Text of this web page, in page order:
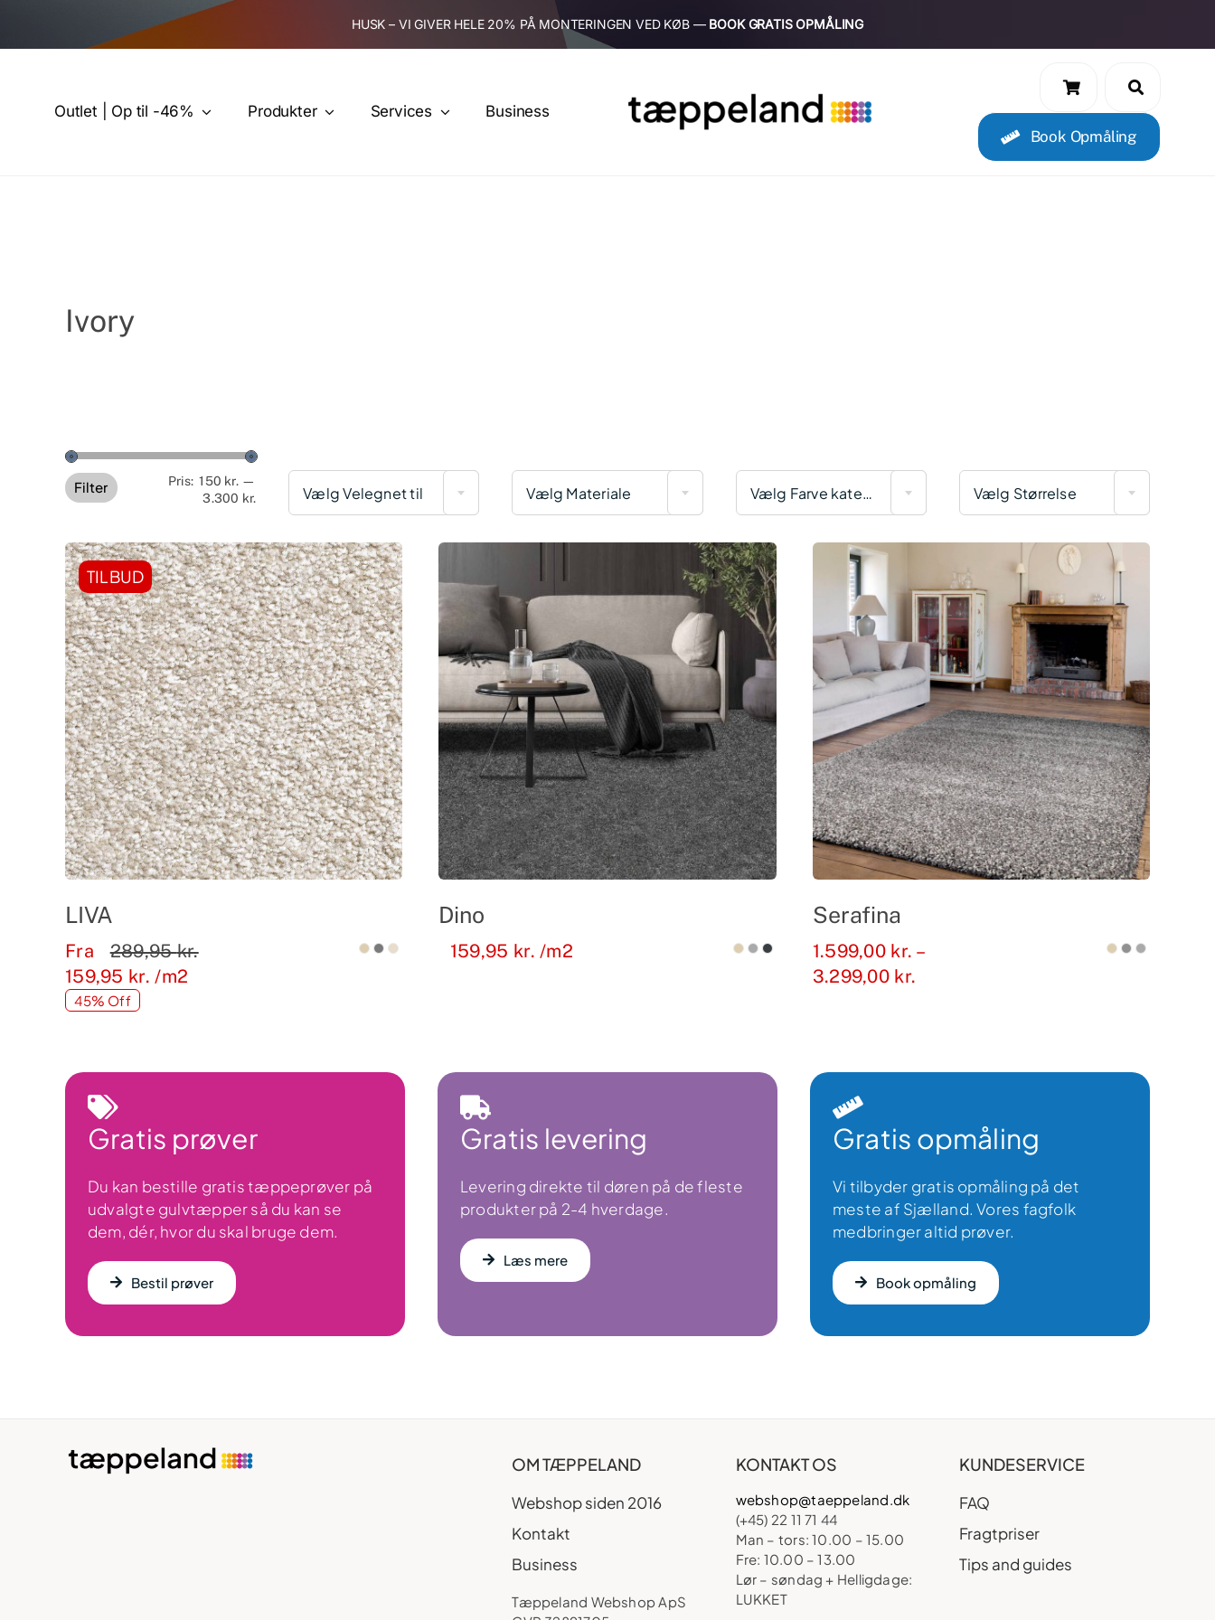
content
HUSK – VI GIVER HELE 20% PÅ MONTERINGEN VED KØB — BOOK GRATIS OPMÅLING
Outlet | Op til -46% Produkter Services
Business
Book Opmåling
Ivory
pris
pris
Filter Pris: 150 kr.—
3.300 kr.
Vælg Velegnet til Vælg Materiale Vælg Farve kategori Vælg Størrelse
TILBUD
LIVA
Fra 289,95kr.
159,95 kr. /m2
45% Off
Dino
159,95 kr. /m2
Serafina
1.599,00 kr. –
3.299,00 kr.
Gratis prøver
Du kan bestille gratis tæppeprøver på
udvalgte gulvtæpper så du kan se
dem, dér, hvor du skal bruge dem.
Bestil prøver
Gratis levering
Levering direkte til døren på de fleste
produkter på 2-4 hverdage.
Læs mere
Gratis opmåling
Vi tilbyder gratis opmåling på det
meste af Sjælland. Vores fagfolk
medbringer altid prøver.
Book opmåling
OM TÆPPELAND
Webshop siden 2016
Kontakt
Business
Tæppeland Webshop ApS
KONTAKT OS
webshop@taeppeland.dk
(+45) 22 11 71 44
Man – tors: 10.00 – 15.00
Fre: 10.00 – 13.00
Lør – søndag + Helligdage:
LUKKET
KUNDESERVICE
FAQ
Fragtpriser
Tips and guides